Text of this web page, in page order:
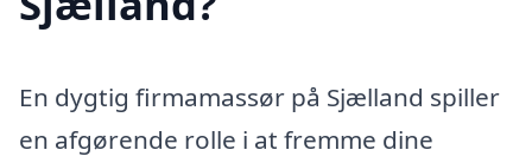
En dygtig firmamassør på Sjælland spiller
en afgørende rolle i at fremme dine